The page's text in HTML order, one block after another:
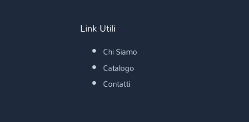
Link Utili
Chi Siamo
Catalogo
Contatti